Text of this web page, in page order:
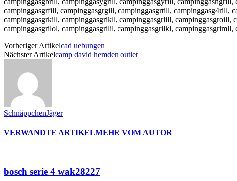
campinggasgbrill, campinggasygrill, campinggasgyrill,
campinggasgrfill, campinggasgrgill, campinggasgrtill, campinggasg4rill,
campinggasgrkill, campinggasgrikll, campinggasgrlill, campinggasgroill,
campinggasgrilol, campinggasgrilil, campinggasgrilkl,
Vorheriger Artikelcad uebungen
Nächster Artikelcamp david hemden outlet
SchnäppchenJäger
VERWANDTE ARTIKELMEHR VOM AUTOR
bosch serie 4 wak28227